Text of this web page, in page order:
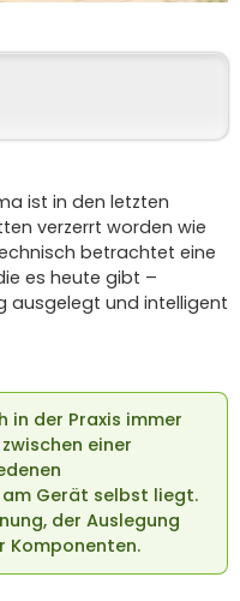
ist in den letzten
verzerrt worden wie
betrachtet eine
es heute gibt –
ausgelegt und intelligent
in der Praxis immer
einer
Gerät selbst liegt.
der Auslegung
Komponenten.